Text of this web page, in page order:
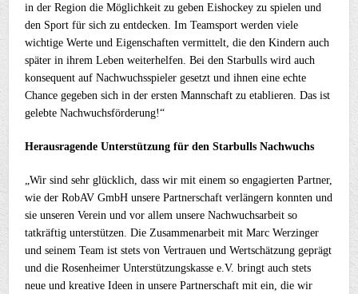
in der Region die Möglichkeit zu geben Eishockey zu spielen und
den Sport für sich zu entdecken. Im Teamsport werden viele
wichtige Werte und Eigenschaften vermittelt, die den Kindern auch
später in ihrem Leben weiterhelfen. Bei den Starbulls wird auch
konsequent auf Nachwuchsspieler gesetzt und ihnen eine echte
Chance gegeben sich in der ersten Mannschaft zu etablieren. Das ist
gelebte Nachwuchsförderung!“
Herausragende Unterstützung für den Starbulls Nachwuchs
„Wir sind sehr glücklich, dass wir mit einem so engagierten Partner,
wie der RobAV GmbH unsere Partnerschaft verlängern konnten und
sie unseren Verein und vor allem unsere Nachwuchsarbeit so
tatkräftig unterstützen. Die Zusammenarbeit mit Marc Werzinger
und seinem Team ist stets von Vertrauen und Wertschätzung geprägt
und die Rosenheimer Unterstützungskasse e.V. bringt auch stets
neue und kreative Ideen in unsere Partnerschaft mit ein, die wir